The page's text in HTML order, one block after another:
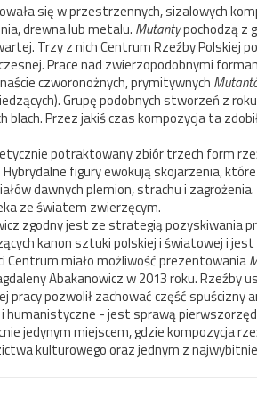
się w przestrzennych, sizalowych
drewna lub metalu. Mutantypochodzą z
Trzy z nich Centrum Rzeźby Polskiej
Prace nad zwierzopodobnymi
czworonożnych, prymitywnych
Grupę podobnych stworzeń z
blach. Przez jakiś czas kompozycja ta
potraktowany zbiór trzech form
figury ewokują skojarzenia,
dawnych plemion, strachu i
ze światem zwierzęcym.
zgodny jest ze strategią pozyskiwania
kanon sztuki polskiej i światowej i jest
Centrum miało możliwość prezentowania
Abakanowicz w 2013 roku. Rzeźby
pozwolił zachować część spuścizny
- jest sprawą
jedynym miejscem, gdzie kompozycja
kulturowego oraz jednym z